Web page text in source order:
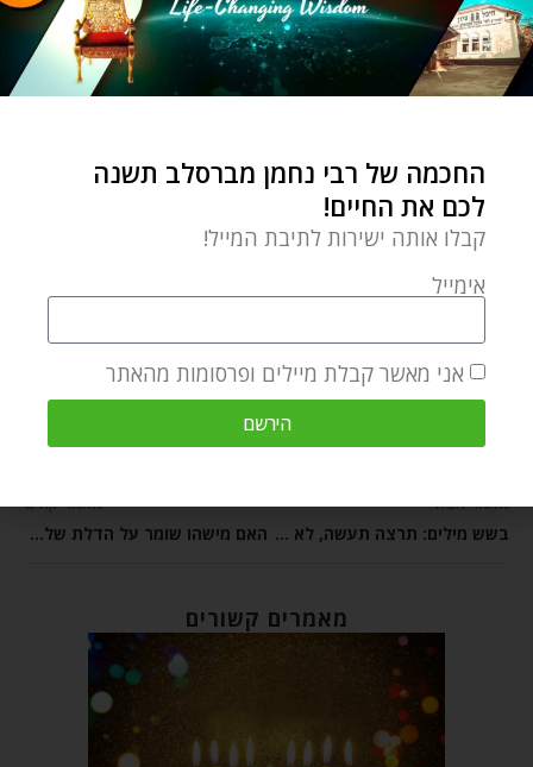
numerous other publications; is a
consultant to Breslov Research
Institute and director of BRI
and is the director of curriculum
and program marketing at
BreslovCampus.org. She leads
lives in Brooklyn, NY.
מאמר הבא
בשש מילים: תרצה תעשה, לא תרצה לא תעשה
מאמר קודם
האם מישהו שומר על הדלת של חסידות ברסלב?
מאמרים קשורים
החכמה של רבי נחמן מברסלב תשנה
לכם את החיים!
קבלו אותה ישירות לתיבת המייל!
אימייל
אני מאשר קבלת מיילים ופרסומות מהאתר
הירשם